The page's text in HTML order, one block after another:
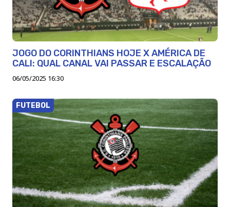
JOGO DO CORINTHIANS HOJE X AMÉRICA DE
CALI: QUAL CANAL VAI PASSAR E ESCALAÇÃO
06/05/2025 16:30
FUTEBOL